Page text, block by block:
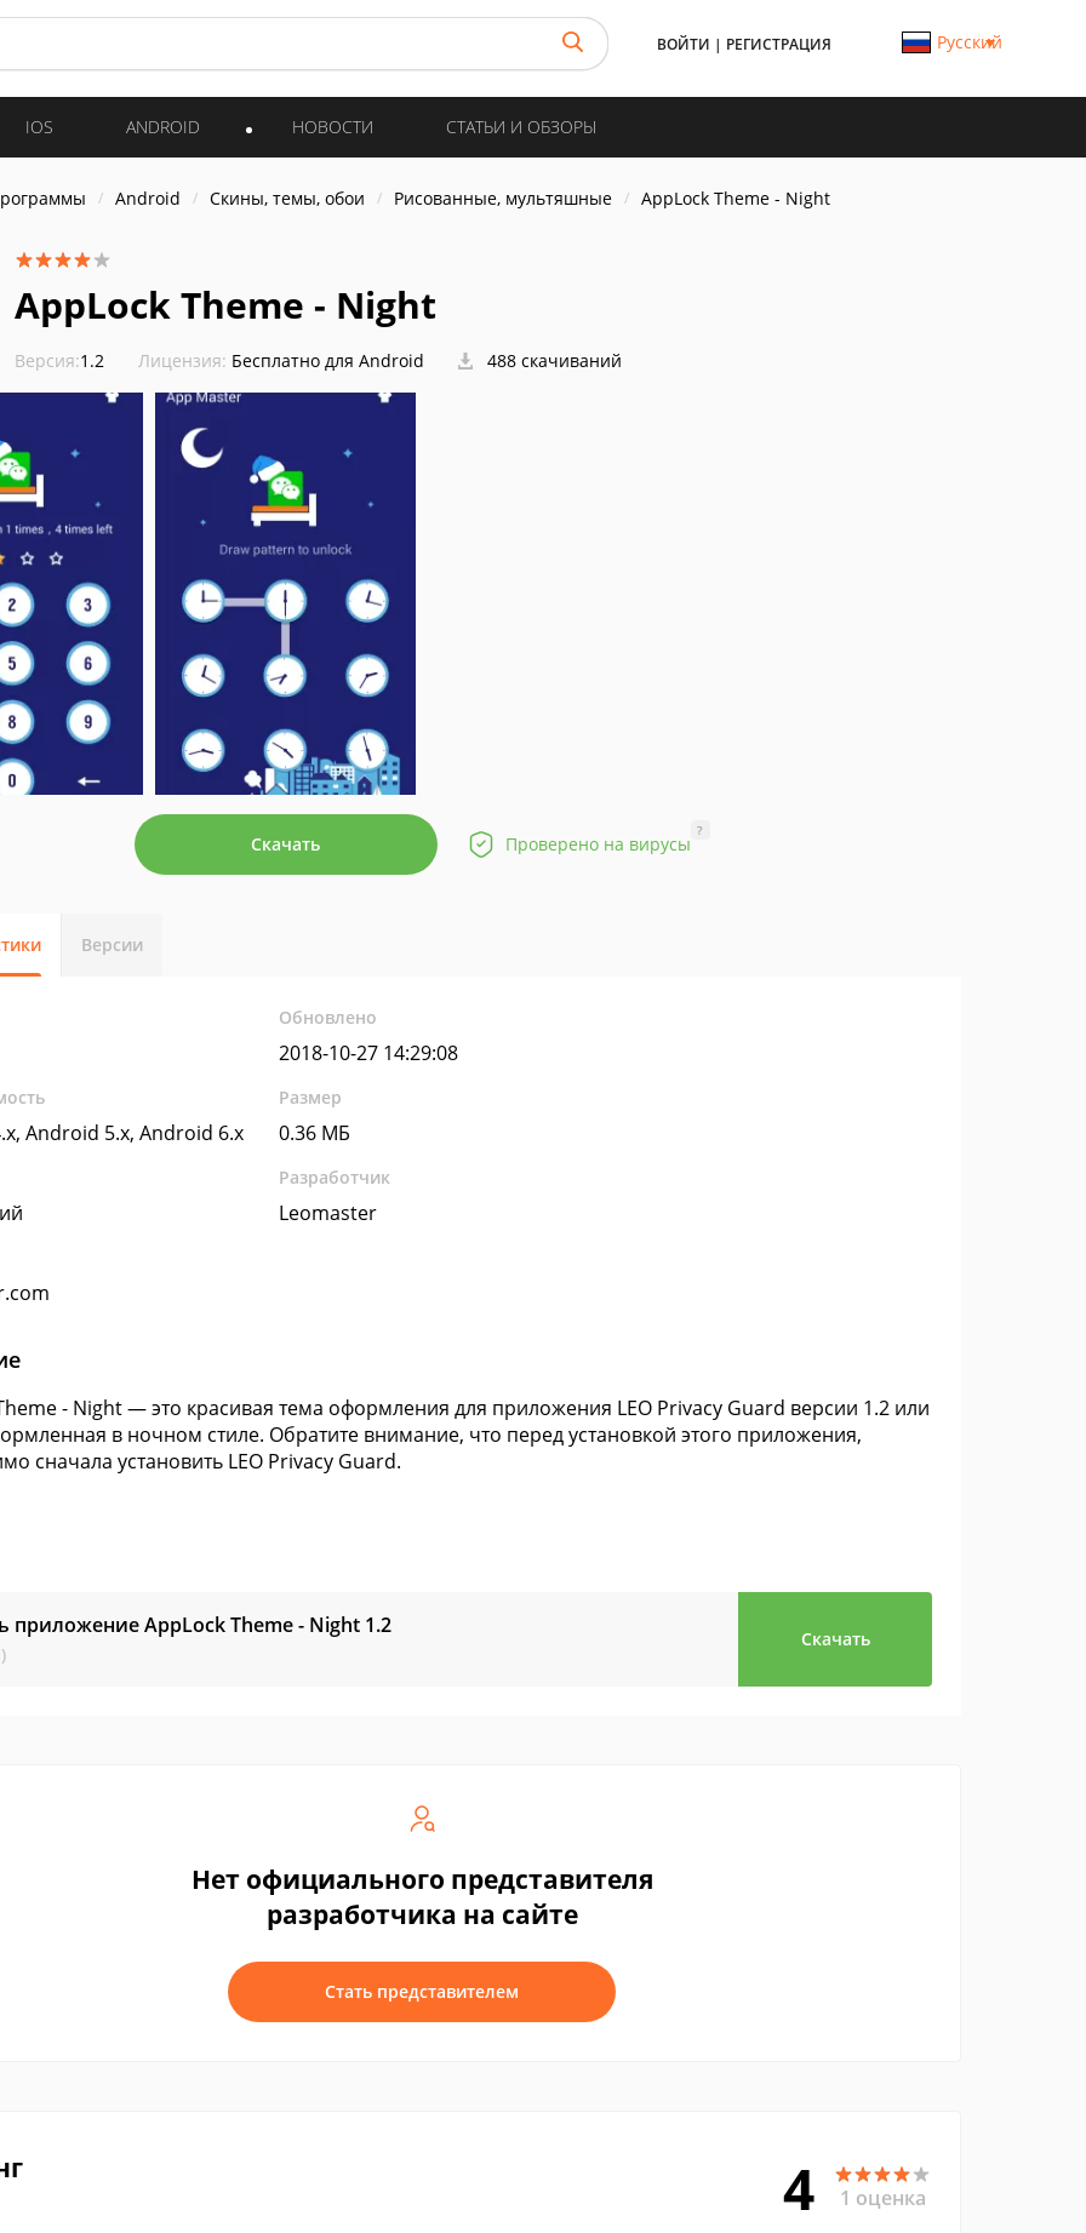
ВОЙТИ | РЕГИСТРАЦИЯ Русский
IOS ANDROID НОВОСТИ СТАТЬИ И ОБЗОРЫ
Android Скины, темы, обои Рисованные, мультяшные AppLock Theme - Night
AppLock Theme - Night
Версия:1.2 Лицензия: Бесплатно для Android 488 скачиваний
Скачать Проверено на вирусы
?
Версии
Обновлено
2018-10-27 14:29:08
Android 5.x, Android 6.x
Размер
0.36 МБ
Разработчик
Leomaster
- Night — это красивая тема оформления для приложения LEO Privacy Guard версии 1.2 или
в ночном стиле. Обратите внимание, что перед установкой этого приложения,
сначала установить LEO Privacy Guard.
приложение AppLock Theme - Night 1.2
Скачать
Нет официального представителя
разработчика на сайте
Стать представителем
4 1 оценка